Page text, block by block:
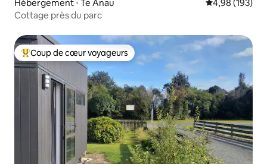
Hébergement ⋅ Te Anau Évaluation
4,98 (193)
Cottage près du parc
Coups de cœur voyageurs les plus appréciés
Coup de cœur voyageurs